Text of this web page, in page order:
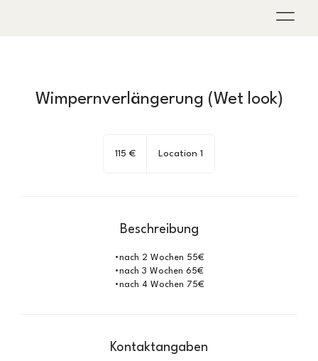
Wimpernverlängerung (Wet look)
115 € Location 1
Beschreibung
•nach 2 Wochen 55€
•nach 3 Wochen 65€
•nach 4 Wochen 75€
Kontaktangaben